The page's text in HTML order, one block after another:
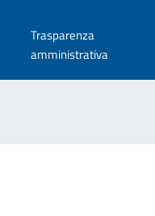
Trasparenza
amministrativa